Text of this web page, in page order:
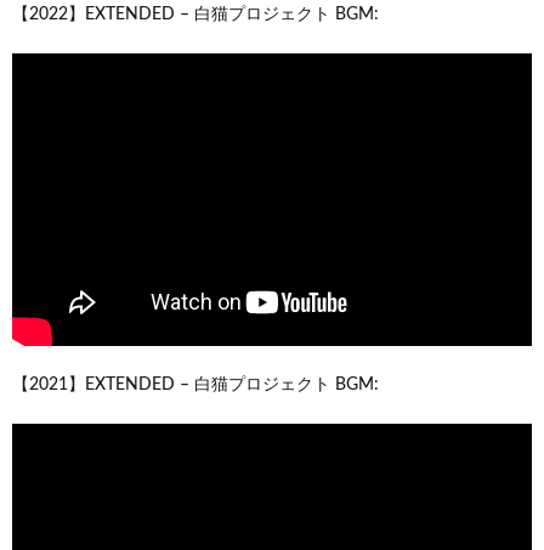
【2022】EXTENDED – 白猫プロジェクト BGM:
【2021】EXTENDED – 白猫プロジェクト BGM: